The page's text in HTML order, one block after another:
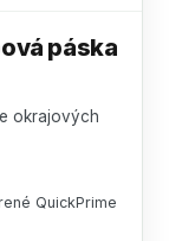
páska
okrajových
QuickPrime